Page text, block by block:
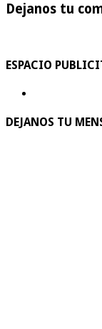
Dejanos tu
ESPACIO
DEJANOS TU